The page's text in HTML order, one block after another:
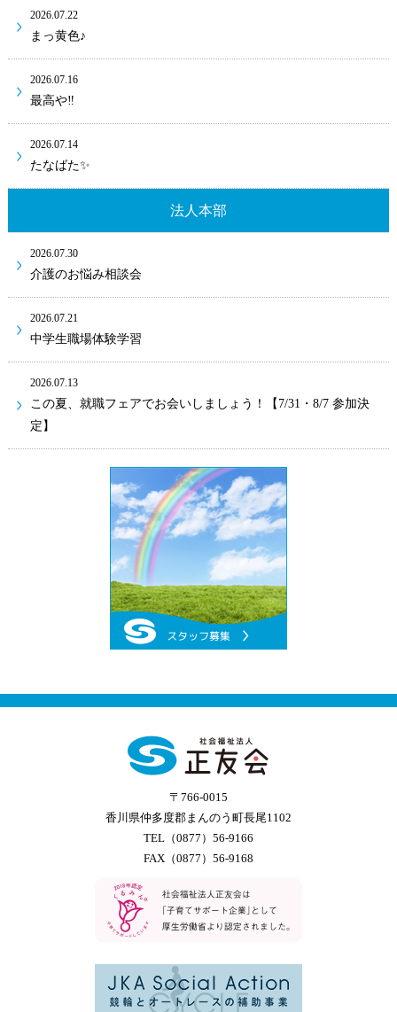
2026.07.22
まっ黄色♪
2026.07.16
最高や‼
2026.07.14
たなばた✨
法人本部
2026.07.30
介護のお悩み相談会
2026.07.21
中学生職場体験学習
2026.07.13
この夏、就職フェアでお会いしましょう！【7/31・8/7 参加決
定】
〒766-0015
香川県仲多度郡まんのう町長尾1102
TEL（0877）56-9166
FAX（0877）56-9168